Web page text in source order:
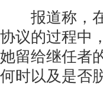
报道称，在
协议的过程中
她留给继任者
何时以及是否